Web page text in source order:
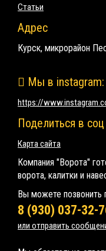
Статьи
Адрес
Курск, микрорайон
Мы в instagram:
https://
Поделиться в соц
Карта сайта
Компания "Ворота"
ворота, калитки и
Вы можете позвонить
8 (930) 037-32-
или отправить